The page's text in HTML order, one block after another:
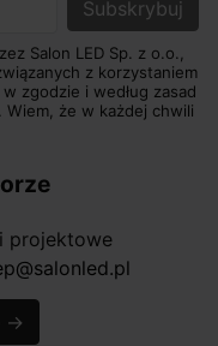
Salon LED Sp. z o.o.,
z korzystaniem
zgodzie i według zasad
Wiem, że w każdej chwili
projektowe
→